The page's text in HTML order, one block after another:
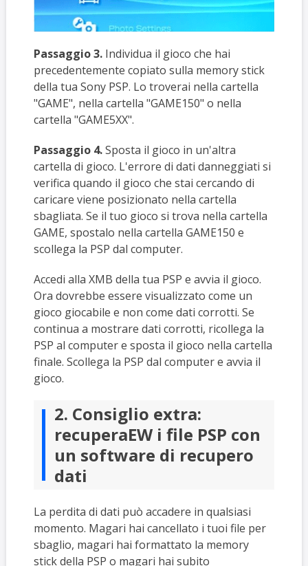
Passaggio 3.Individua il gioco che hai
precedentemente copiato sulla memory stick
della tua Sony PSP. Lo troverai nella cartella
"GAME", nella cartella "GAME150" o nella
cartella "GAME5XX".
Passaggio 4.Sposta il gioco in un'altra
cartella di gioco. L'errore di dati danneggiati si
verifica quando il gioco che stai cercando di
caricare viene posizionato nella cartella
sbagliata. Se il tuo gioco si trova nella cartella
GAME, spostalo nella cartella GAME150 e
scollega la PSP dal computer.
Accedi alla XMB della tua PSP e avvia il gioco.
Ora dovrebbe essere visualizzato come un
gioco giocabile e non come dati corrotti. Se
continua a mostrare dati corrotti, ricollega la
PSP al computer e sposta il gioco nella cartella
finale. Scollega la PSP dal computer e avvia il
gioco.
2. Consiglio extra:
recuperaEW i file PSP con
un software di recupero
dati
La perdita di dati può accadere in qualsiasi
momento. Magari hai cancellato i tuoi file per
sbaglio, magari hai formattato la memory
stick della PSP o magari hai subito